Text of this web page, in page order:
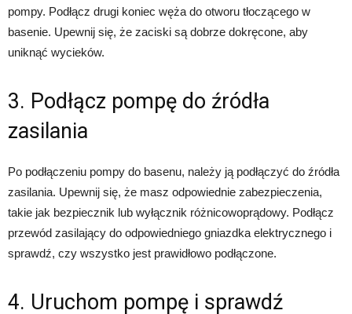
pompy. Podłącz drugi koniec węża do otworu tłoczącego w
basenie. Upewnij się, że zaciski są dobrze dokręcone, aby
uniknąć wycieków.
3. Podłącz pompę do źródła
zasilania
Po podłączeniu pompy do basenu, należy ją podłączyć do źródła
zasilania. Upewnij się, że masz odpowiednie zabezpieczenia,
takie jak bezpiecznik lub wyłącznik różnicowoprądowy. Podłącz
przewód zasilający do odpowiedniego gniazdka elektrycznego i
sprawdź, czy wszystko jest prawidłowo podłączone.
4. Uruchom pompę i sprawdź